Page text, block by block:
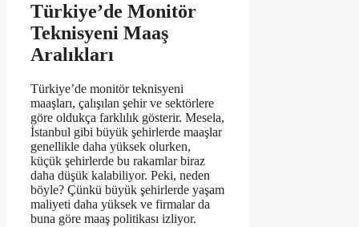
Türkiye’de Monitör
Teknisyeni Maaş
Aralıkları
Türkiye’de monitör teknisyeni
maaşları, çalışılan şehir ve sektörlere
göre oldukça farklılık gösterir. Mesela,
İstanbul gibi büyük şehirlerde maaşlar
genellikle daha yüksek olurken,
küçük şehirlerde bu rakamlar biraz
daha düşük kalabiliyor. Peki, neden
böyle? Çünkü büyük şehirlerde yaşam
maliyeti daha yüksek ve firmalar da
buna göre maaş politikası izliyor.